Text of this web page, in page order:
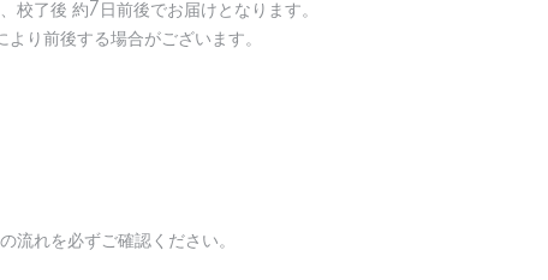
校了後 約7日前後でお届けとなります。
り前後する場合がございます。
流れを必ずご確認ください。